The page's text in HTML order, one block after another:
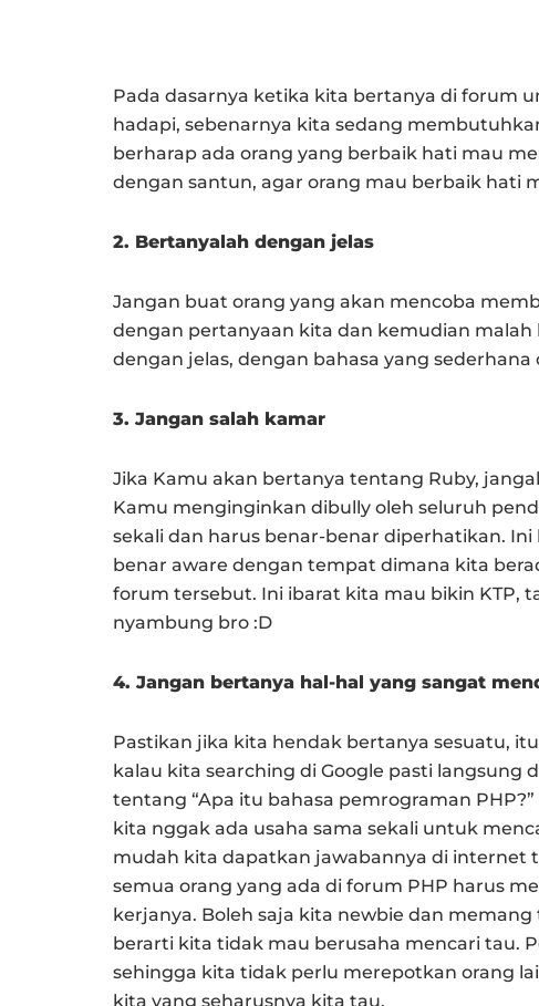
Pada dasarnya ketika kita bertanya di forum
hadapi, sebenarnya kita sedang
berharap ada orang yang berbaik hati mau
dengan santun, agar orang mau berbaik hati
2. Bertanyalah dengan jelas
Jangan buat orang yang akan mencoba
dengan pertanyaan kita dan kemudian
dengan jelas, dengan bahasa yang
3. Jangan salah kamar
Jika Kamu akan bertanya tentang Ruby,
Kamu menginginkan dibully oleh seluruh
sekali dan harus benar-benar diperhatikan.
benar aware dengan tempat dimana kita
forum tersebut. Ini ibarat kita mau bikin KTP,
nyambung bro :D
4. Jangan bertanya hal-hal yang sangat
Pastikan jika kita hendak bertanya sesuatu,
kalau kita searching di Google pasti langsung
tentang “Apa itu bahasa pemrograman
kita nggak ada usaha sama sekali untuk
mudah kita dapatkan jawabannya di internet
semua orang yang ada di forum PHP harus
kerjanya. Boleh saja kita newbie dan
berarti kita tidak mau berusaha mencari tau.
sehingga kita tidak perlu merepotkan orang
kita yang seharusnya kita tau.